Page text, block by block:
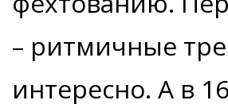
– ритмичные
интересно. А в